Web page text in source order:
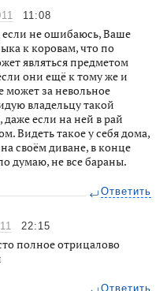
11:08
не ошибаюсь, Ваше
к коровам, что по
являться предметом
они ещё к тому же и
за невольное
владельцу такой
если на ней в рай
Видеть такое у себя дома,
своём диване, в конце
думаю, не все бараны.
Ответить
22:15
полное отрицалово